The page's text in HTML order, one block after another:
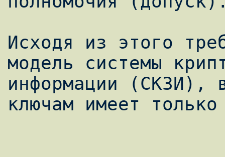
Исходя из этого
модель системы
информации (СКЗИ),
ключам имеет